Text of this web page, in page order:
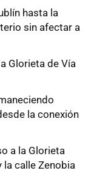
hasta la
sin afectar a
Glorieta de Vía
la conexión
a la Glorieta
calle Zenobia